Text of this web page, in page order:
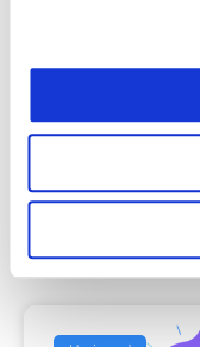
EELMINE